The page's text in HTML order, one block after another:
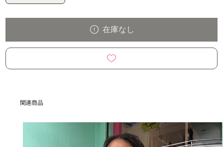
在庫なし
関連商品